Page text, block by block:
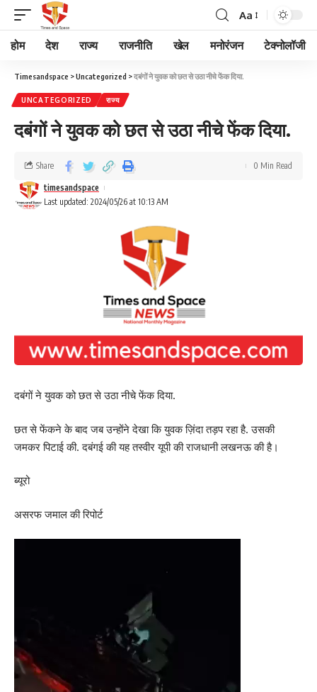
Aa
होम देश राज्य राजनीति खेल मनोरंजन टेक्नोलॉजी
Timesandspace >Uncategorized >दबंगों ने युवक को छत से उठा नीचे फेंक दिया.
UNCATEGORIZED राज्य
दबंगों ने युवक को छत से उठा नीचे फेंक दिया.
Last updated: 2024/05/26 at 10:13 AM
timesandspace
Share 0 Min Read
दबंगों ने युवक को छत से उठा नीचे फेंक दिया.
छत से फेंकने के बाद जब उन्होंने देखा कि युवक ज़िंदा तड़प रहा है. उसकी
जमकर पिटाई की. दबंगई की यह तस्वीर यूपी की राजधानी लखनऊ की है।
ब्यूरो
असरफ जमाल की रिपोर्ट